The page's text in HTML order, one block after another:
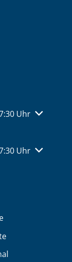
Schließzeiten
Uhr
Schließzeiten
Uhr